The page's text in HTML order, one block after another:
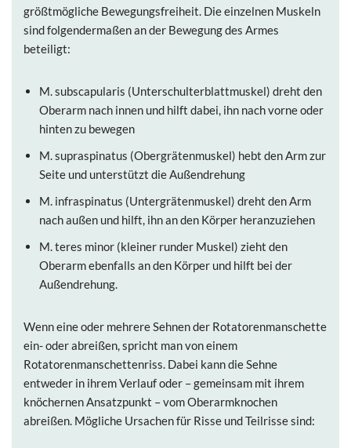
größtmögliche Bewegungsfreiheit. Die einzelnen Muskeln
sind folgendermaßen an der Bewegung des Armes
beteiligt:
M. subscapularis (Unterschulterblattmuskel) dreht den
Oberarm nach innen und hilft dabei, ihn nach vorne oder
hinten zu bewegen
M. supraspinatus (Obergrätenmuskel) hebt den Arm zur
Seite und unterstützt die Außendrehung
M. infraspinatus (Untergrätenmuskel) dreht den Arm
nach außen und hilft, ihn an den Körper heranzuziehen
M. teres minor (kleiner runder Muskel) zieht den
Oberarm ebenfalls an den Körper und hilft bei der
Außendrehung.
Wenn eine oder mehrere Sehnen der Rotatorenmanschette
ein- oder abreißen, spricht man von einem
Rotatorenmanschettenriss. Dabei kann die Sehne
entweder in ihrem Verlauf oder – gemeinsam mit ihrem
knöchernen Ansatzpunkt – vom Oberarmknochen
abreißen. Mögliche Ursachen für Risse und Teilrisse sind: